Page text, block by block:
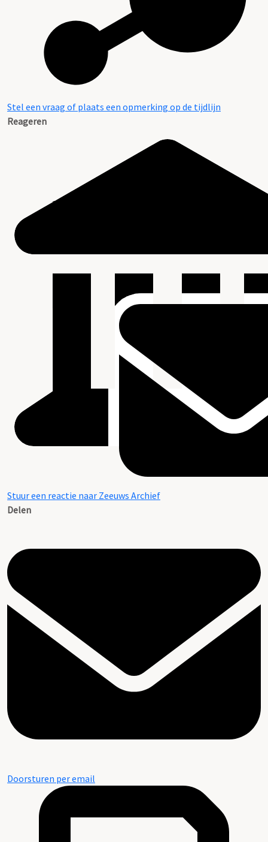
Stel een vraag of plaats een opmerking op de tijdlijn
Reageren
Stuur een reactie naar Zeeuws Archief
Delen
Doorsturen per email